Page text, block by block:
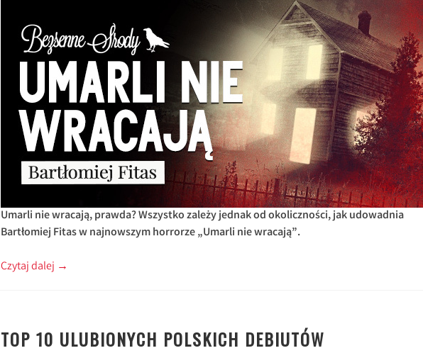
Umarli nie wracają, prawda? Wszystko zależy jednak od okoliczności, jak udowadnia
Bartłomiej Fitas w najnowszym horrorze „Umarli nie wracają”.
Czytaj dalej →
TOP 10 ULUBIONYCH POLSKICH DEBIUTÓW